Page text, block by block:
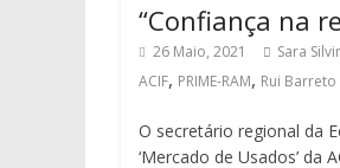
“Confiança na
26 Maio, 2021 Sara
ACIF, PRIME-RAM, Rui Barreto
O secretário regional da
‘Mercado de Usados’ da